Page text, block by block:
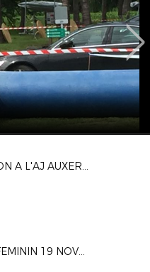
SONNY LAITON A L'AJ AUXERRE
FESTIFOOT FEMININ 19 NOVEMBRE 2017